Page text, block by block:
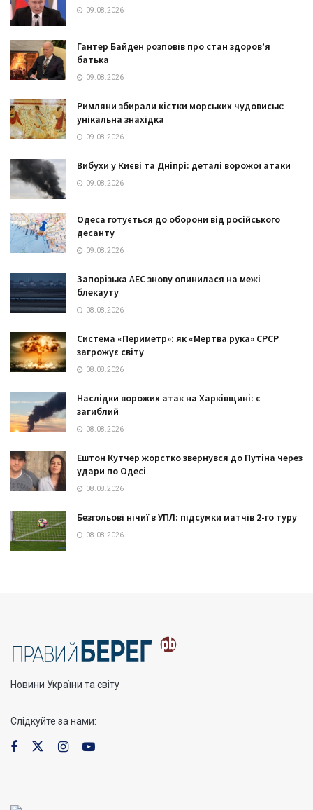
09.08.2026
Гантер Байден розповів про стан здоров’я
батька
09.08.2026
Римляни збирали кістки морських чудовиськ:
унікальна знахідка
09.08.2026
Вибухи у Києві та Дніпрі: деталі ворожої атаки
09.08.2026
Одеса готується до оборони від російського
десанту
09.08.2026
Запорізька АЕС знову опинилася на межі
блекауту
08.08.2026
Система «Периметр»: як «Мертва рука» СРСР
загрожує світу
08.08.2026
Наслідки ворожих атак на Харківщині: є
загиблий
08.08.2026
Ештон Кутчер жорстко звернувся до Путіна через
удари по Одесі
08.08.2026
Безгольові нічиї в УПЛ: підсумки матчів 2-го туру
08.08.2026
Новини України та світу
Слідкуйте за нами: